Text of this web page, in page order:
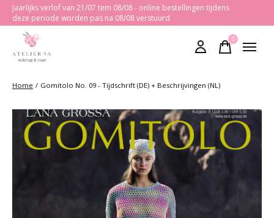
Jaarlijks verlof van 21/07 tem 08/08 - online bestellingen tijdens
deze periode worden pas na 08/08 verstuurd
0items
Home / Gomitolo No. 09 - Tijdschrift (DE) + Beschrijvingen (NL)
Slideshow Items